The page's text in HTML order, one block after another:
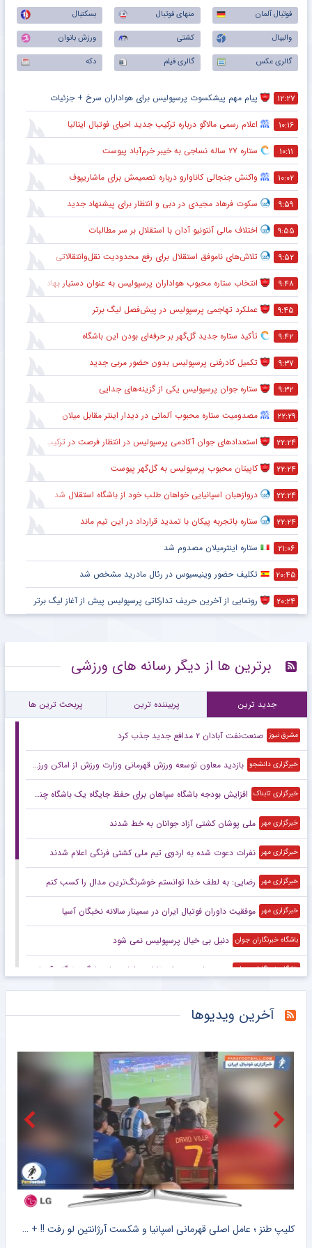
فوتبال آلمان منهای فوتبال
بسکتبال
والیبال
کشتی
ورزش بانوان
گالری عکس
گالری فیلم دکه
۱۲:۲۷ پیام مهم پیشکسوت پرسپولیس برای هواداران سرخ + جزئیات
۱۰:۱۶ اعلام رسمی مالاگو درباره ترکیب جدید احیای فوتبال ایتالیا
۱۰:۱۱ ستاره ۲۷ ساله نساجی به خیبر خرم‌آباد پیوست
۱۰:۰۲ واکنش جنجالی کاناوارو درباره تصمیمش برای ماشاریپوف
۹:۵۹ سکوت فرهاد مجیدی در دبی و انتظار برای پیشنهاد جدید
۹:۵۵ اختلاف مالی آنتونیو آدان با استقلال بر سر مطالبات
۹:۵۲ تلاش‌های ناموفق استقلال برای رفع محدودیت نقل‌وانتقالاتی
۹:۴۸ انتخاب ستاره محبوب هواداران پرسپولیس به عنوان دستیار بهادر عبدی
۹:۴۵ عملکرد تهاجمی پرسپولیس در پیش‌فصل لیگ برتر
۹:۴۲ تأکید ستاره جدید گل‌گهر بر حرفه‌ای بودن این باشگاه
۹:۳۷ تکمیل کادرفنی پرسپولیس بدون حضور مربی جدید
۹:۳۲ ستاره جوان پرسپولیس یکی از گزینه‌های جدایی
۲۲:۲۹ مصدومیت ستاره محبوب آلمانی در دیدار اینتر مقابل میلان
۲۲:۲۴ استعدادهای جوان آکادمی پرسپولیس در انتظار فرصت در ترکیب اصلی
۲۲:۲۴ کاپیتان محبوب پرسپولیس به گل‌گهر پیوست
۲۲:۲۴ دروازهبان اسپانیایی خواهان طلب خود از باشگاه استقلال شد
۲۲:۲۴ ستاره باتجربه پیکان با تمدید قرارداد در این تیم ماند
۲۱:۰۶ ستاره اینترمیلان مصدوم شد
۲۰:۴۵ تکلیف حضور وینیسیوس در رئال مادرید مشخص شد
۲۰:۲۴ رونمایی از آخرین حریف تدارکاتی پرسپولیس پیش از آغاز لیگ برتر
برترین ها از دیگر رسانه های ورزشی
جدید ترین پربیننده ترین پربحث ترین ها
مشرق نیوز صنعت‌نفت آبادان ۲ مدافع جدید جذب کرد
خبرگزاری دانشجو بازدید معاون توسعه ورزش قهرمانی وزارت ورزش از اماکن ورزشی و زیرساختی استان گیلان
خبرگزاری تابناک افزایش بودجه باشگاه سپاهان برای حفظ جایگاه یک باشگاه چندرشته‌ای با ۶۸ تیم حرفه‌ای
خبرگزاری مهر ملی پوشان کشتی آزاد جوانان به خط شدند
خبرگزاری مهر نفرات دعوت شده به اردوی تیم ملی کشتی فرنگی اعلام شدند
خبرگزاری مهر رضایی: به لطف خدا توانستم خوشرنگ‌ترین مدال را کسب کنم
خبرگزاری مهر موفقیت داوران فوتبال ایران در سمینار سالانه نخبگان آسیا
باشگاه خبرنگاران جوان دنیل بی خیال پرسپولیس نمی شود
باشگاه خبرنگاران جوان دست‌های بسته استقلال در اولین بازی لیگ نخبگان آسیا
خبرورزشی انتقاد تند اسطوره لیورپول از تصمیم صلاح؛ ترکیه در حد تو نیست!
پیوستن مدافع پرسپولیسی به الطلبه ناممکن شد!
خبرورزشی بازیکن خارجی استقلال از تیم ملی محروم می‌شود!
اعلام لیست نفرات دعوت شده به اردوی تیم ملی کشتی فرنگی بزرگسالان
آخرین ویدیوها
کلیپ طنز ؛ عامل اصلی قهرمانی اسپانیا و شکست آرژانتین لو رفت !! + سند